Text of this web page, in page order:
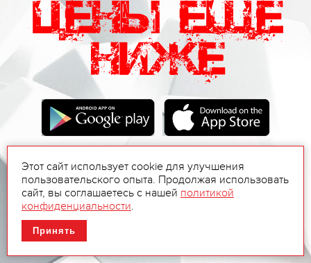
Этот сайт использует cookie для улучшения
пользовательского опыта. Продолжая использовать
сайт, вы соглашаетесь с нашей политикой
конфиденциальности.
Принять